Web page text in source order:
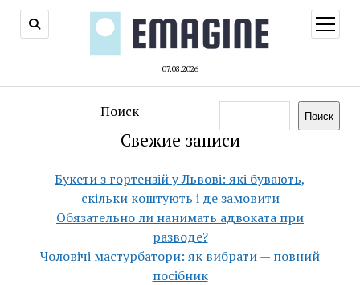
07.08.2026
меню
Поиск Поиск
Свежие записи
Букети з гортензій у Львові: які бувають,
скільки коштують і де замовити
Обязательно ли нанимать адвоката при
разводе?
Чоловічі мастурбатори: як вибрати — повний
посібник